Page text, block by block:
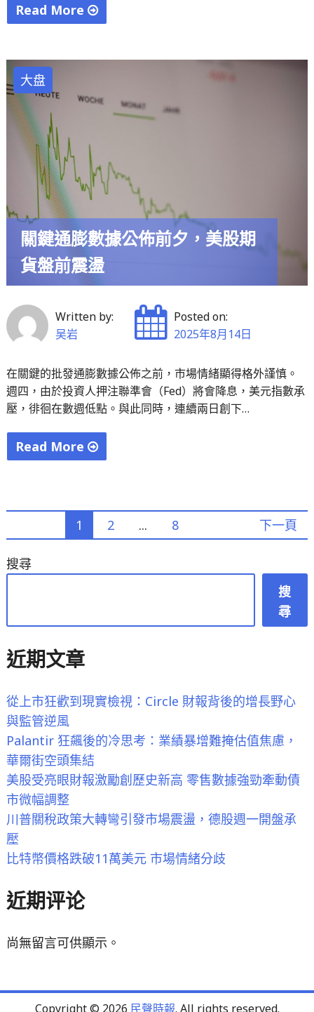
先
進
裝
投
資
轉
Read More
團
雙
雙
告
捷：
士
池
大
單，
投
資
設
次
世
研
發
大盘
關鍵通膨數據公佈前夕，美股期
貨盤前震盪
Written by:
吴岩
Posted on:
2025年8月14日
在關鍵的批發通膨數據公佈之前，市場情緒顯得格外謹慎。
週四，由於投資人押注聯準會（Fed）將會降息，美元指數承
壓，徘徊在數週低點。與此同時，連續兩日創下…
Read More
通
據
前
夕，
美
期
貨
盤
前
震
盪"
章
頁
1 2 ... 8 下一頁
搜尋
搜
尋
近期文章
從上市狂歡到現實檢視：Circle 財報背後的增長野心
與監管逆風
Palantir 狂飆後的冷思考：業績暴增難掩估值焦慮，
華爾街空頭集結
美股受亮眼財報激勵創歷史新高 零售數據強勁牽動債
市微幅調整
川普關稅政策大轉彎引發市場震盪，德股週一開盤承
壓
比特幣價格跌破11萬美元 市場情緒分歧
近期评论
尚無留言可供顯示。
Copyright © 2026 民聲時報. All rights reserved.